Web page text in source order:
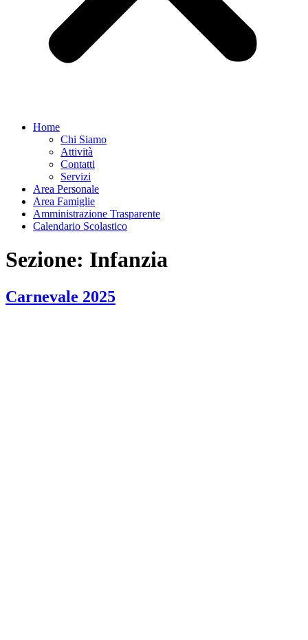
Home
Chi Siamo
Attività
Contatti
Servizi
Area Personale
Area Famiglie
Amministrazione Trasparente
Calendario Scolastico
Sezione: Infanzia
Carnevale 2025